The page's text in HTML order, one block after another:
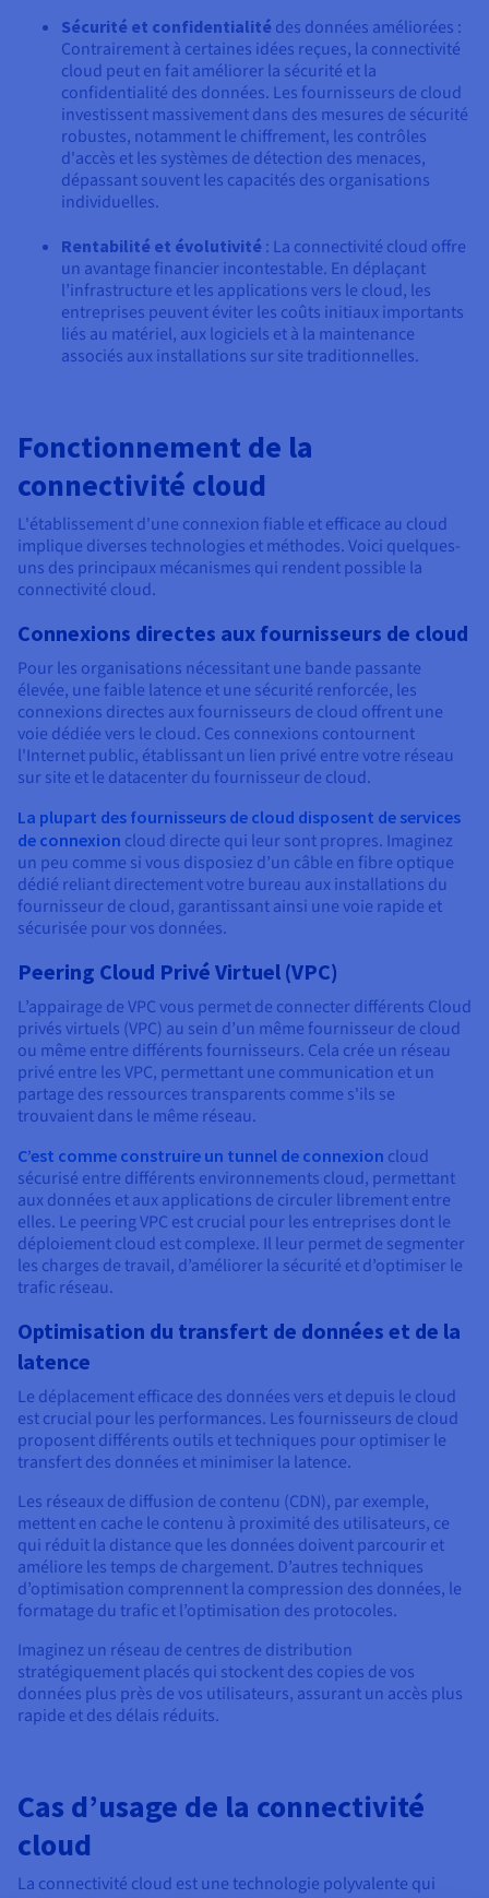
Sécurité et confidentialité des données améliorées :
Contrairement à certaines idées reçues, la connectivité
cloud peut en fait améliorer la sécurité et la
confidentialité des données. Les fournisseurs de cloud
investissent massivement dans des mesures de sécurité
robustes, notamment le chiffrement, les contrôles
d'accès et les systèmes de détection des menaces,
dépassant souvent les capacités des organisations
individuelles.
Rentabilité et évolutivité : La connectivité cloud offre
un avantage financier incontestable. En déplaçant
l’infrastructure et les applications vers le cloud, les
entreprises peuvent éviter les coûts initiaux importants
liés au matériel, aux logiciels et à la maintenance
associés aux installations sur site traditionnelles.
Fonctionnement de la
connectivité cloud
L'établissement d'une connexion fiable et efficace au cloud
implique diverses technologies et méthodes. Voici quelques-
uns des principaux mécanismes qui rendent possible la
connectivité cloud.
Connexions directes aux fournisseurs de cloud
Pour les organisations nécessitant une bande passante
élevée, une faible latence et une sécurité renforcée, les
connexions directes aux fournisseurs de cloud offrent une
voie dédiée vers le cloud. Ces connexions contournent
l'Internet public, établissant un lien privé entre votre réseau
sur site et le datacenter du fournisseur de cloud.
La plupart des fournisseurs de cloud disposent de services
de connexion cloud directe qui leur sont propres. Imaginez
un peu comme si vous disposiez d’un câble en fibre optique
dédié reliant directement votre bureau aux installations du
fournisseur de cloud, garantissant ainsi une voie rapide et
sécurisée pour vos données.
Peering Cloud Privé Virtuel (VPC)
L’appairage de VPC vous permet de connecter différents Cloud
privés virtuels (VPC) au sein d’un même fournisseur de cloud
ou même entre différents fournisseurs. Cela crée un réseau
privé entre les VPC, permettant une communication et un
partage des ressources transparents comme s'ils se
trouvaient dans le même réseau.
C’est comme construire un tunnel de connexion cloud
sécurisé entre différents environnements cloud, permettant
aux données et aux applications de circuler librement entre
elles. Le peering VPC est crucial pour les entreprises dont le
déploiement cloud est complexe. Il leur permet de segmenter
les charges de travail, d’améliorer la sécurité et d’optimiser le
trafic réseau.
Optimisation du transfert de données et de la
latence
Le déplacement efficace des données vers et depuis le cloud
est crucial pour les performances. Les fournisseurs de cloud
proposent différents outils et techniques pour optimiser le
transfert des données et minimiser la latence.
Les réseaux de diffusion de contenu (CDN), par exemple,
mettent en cache le contenu à proximité des utilisateurs, ce
qui réduit la distance que les données doivent parcourir et
améliore les temps de chargement. D’autres techniques
d’optimisation comprennent la compression des données, le
formatage du trafic et l’optimisation des protocoles.
Imaginez un réseau de centres de distribution
stratégiquement placés qui stockent des copies de vos
données plus près de vos utilisateurs, assurant un accès plus
rapide et des délais réduits.
Cas d’usage de la connectivité
cloud
La connectivité cloud est une technologie polyvalente qui